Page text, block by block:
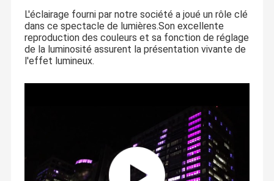
L'éclairage fourni par notre société a joué un rôle clé
dans ce spectacle de lumières.Son excellente
reproduction des couleurs et sa fonction de réglage
de la luminosité assurent la présentation vivante de
l'effet lumineux.